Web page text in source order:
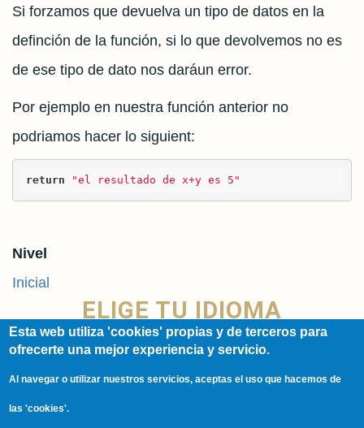
Si forzamos que devuelva un tipo de datos en la
definción de la función, si lo que devolvemos no es
de ese tipo de dato nos daráun error.
Por ejemplo en nuestra función anterior no
podriamos hacer lo siguient:
return "el resultado de x+y es 5"
Nivel
Inicial
ELIGE TU IDIOMA
English
Esta web utiliza 'cookies' propias y de terceros para
ofrecerte una mejor experiencia y servicio.
Al navegar o utilizar nuestros servicios, aceptas el uso que hacemos de
las 'cookies'.